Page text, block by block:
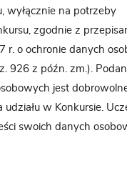
wyłącznie na potrzeby
zgodnie z
r. o ochronie danych
926 z późn. zm.).
jest
udziału w Konkursie.
swoich danych